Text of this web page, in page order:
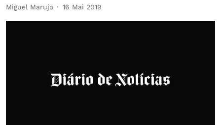
Miguel Marujo 16 Mai 2019